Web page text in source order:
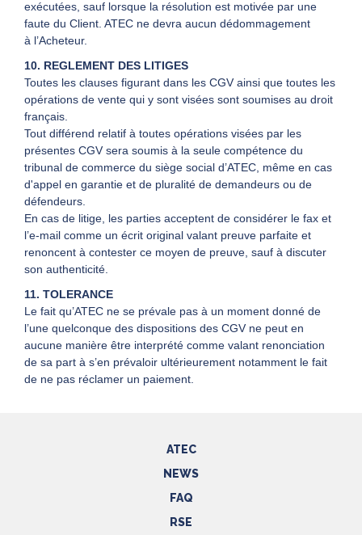
exécutées, sauf lorsque la résolution est motivée par une
faute du Client. ATEC ne devra aucun dédommagement
à l’Acheteur.
10. REGLEMENT DES LITIGES
Toutes les clauses figurant dans les CGV ainsi que toutes les
opérations de vente qui y sont visées sont soumises au droit
français.
Tout différend relatif à toutes opérations visées par les
présentes CGV sera soumis à la seule compétence du
tribunal de commerce du siège social d’ATEC, même en cas
d'appel en garantie et de pluralité de demandeurs ou de
défendeurs.
En cas de litige, les parties acceptent de considérer le fax et
l’e-mail comme un écrit original valant preuve parfaite et
renoncent à contester ce moyen de preuve, sauf à discuter
son authenticité.
11. TOLERANCE
Le fait qu’ATEC ne se prévale pas à un moment donné de
l’une quelconque des dispositions des CGV ne peut en
aucune manière être interprété comme valant renonciation
de sa part à s’en prévaloir ultérieurement notamment le fait
de ne pas réclamer un paiement.
ATEC
NEWS
FAQ
RSE